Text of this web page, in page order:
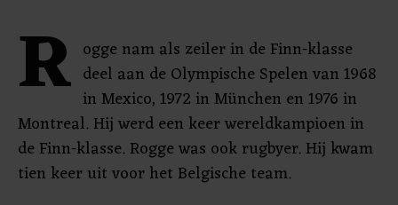
R ogge nam als zeiler in de Finn-klasse
deel aan de Olympische Spelen van 1968
in Mexico, 1972 in München en 1976 in
Montreal. Hij werd een keer wereldkampioen in
de Finn-klasse. Rogge was ook rugbyer. Hij kwam
tien keer uit voor het Belgische team.